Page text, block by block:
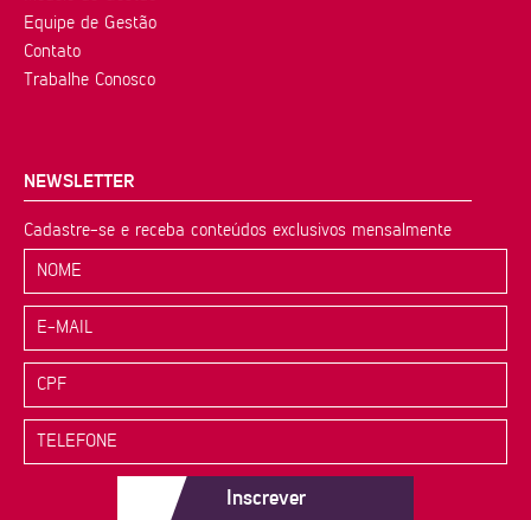
Equipe de Gestão
Contato
Trabalhe Conosco
NEWSLETTER
Cadastre-se e receba conteúdos exclusivos mensalmente
Inscrever